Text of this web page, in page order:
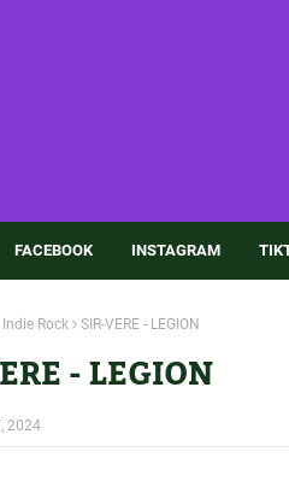
FACEBOOK INSTAGRAM
Rock SIR-VERE - LEGION
- LEGION
2024